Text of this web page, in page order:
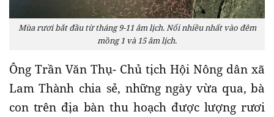
Mùa rươi bắt đầu từ tháng 9-11 âm lịch. Nổi nhiều nhất vào đêm
mồng 1 và 15 âm lịch.
Ông Trần Văn Thụ- Chủ tịch Hội Nông dân xã
Lam Thành chia sẻ, những ngày vừa qua, bà
con trên địa bàn thu hoạch được lượng rươi